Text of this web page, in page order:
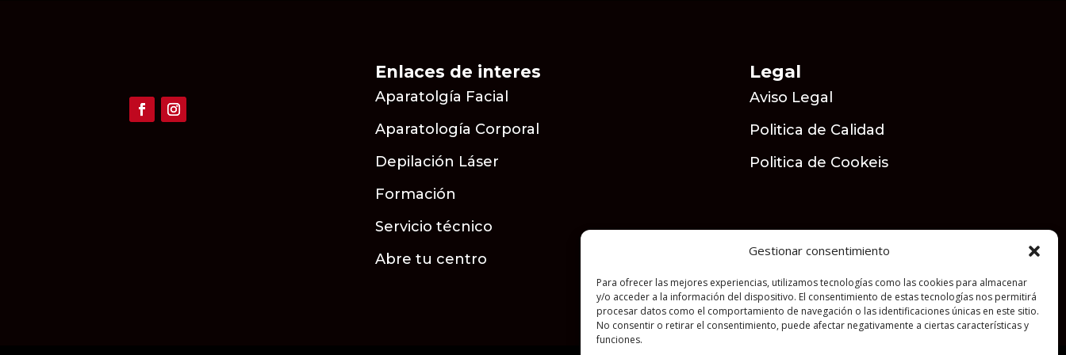
Gestionar consentimiento
Para ofrecer las mejores experiencias, utilizamos tecnologías como las cookies para almacenar
y/o acceder a la información del dispositivo. El consentimiento de estas tecnologías nos permitirá
procesar datos como el comportamiento de navegación o las identificaciones únicas en este sitio.
No consentir o retirar el consentimiento, puede afectar negativamente a ciertas características y
funciones.
Enlaces de interes
Aparatolgía Facial
Aparatología Corporal
Depilación Láser
Formación
Servicio técnico
Abre tu centro
Legal
Aviso Legal
Politica de Calidad
Politica de Cookeis